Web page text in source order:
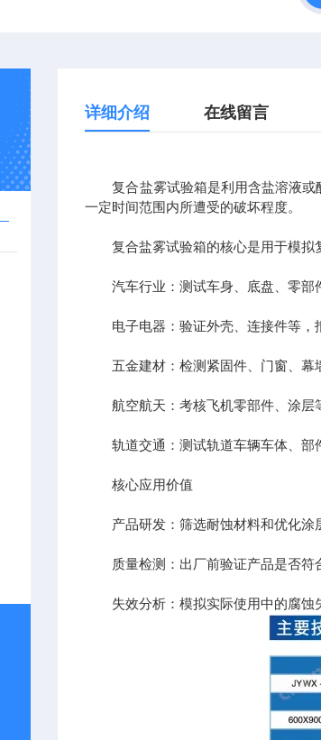
详细介绍 在线留言
复合盐雾试验箱是利用含盐溶液或
一定时间范围内所遭受的破坏程度。
复合盐雾试验箱的核心是用于模拟
汽车行业：测试车身、底盘、零部
电子电器：验证外壳、连接件等，
五金建材：检测紧固件、门窗、幕
航空航天：考核飞机零部件、涂层
轨道交通：测试轨道车辆车体、部
核心应用价值
产品研发：筛选耐蚀材料和优化涂
质量检测：出厂前验证产品是否符
失效分析：模拟实际使用中的腐蚀